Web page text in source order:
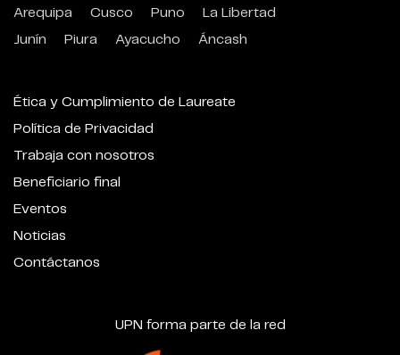
Arequipa Cusco Puno
La Libertad
Junín
Piura Ayacucho Áncash
Ética y Cumplimiento de Laureate
Política de Privacidad
Trabaja con nosotros
Beneficiario final
Eventos
Noticias
Contáctanos
UPN forma parte de la red